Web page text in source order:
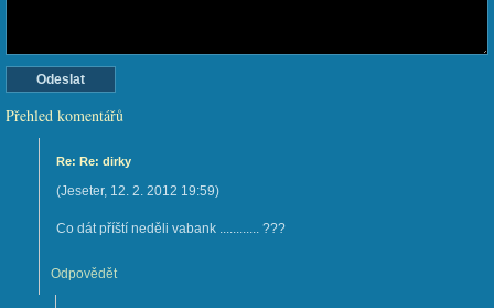
Přehled komentářů
Re: Re: dirky
(Jeseter, 12. 2. 2012 19:59)
Co dát příští neděli vabank ............ ???
Odpovědět